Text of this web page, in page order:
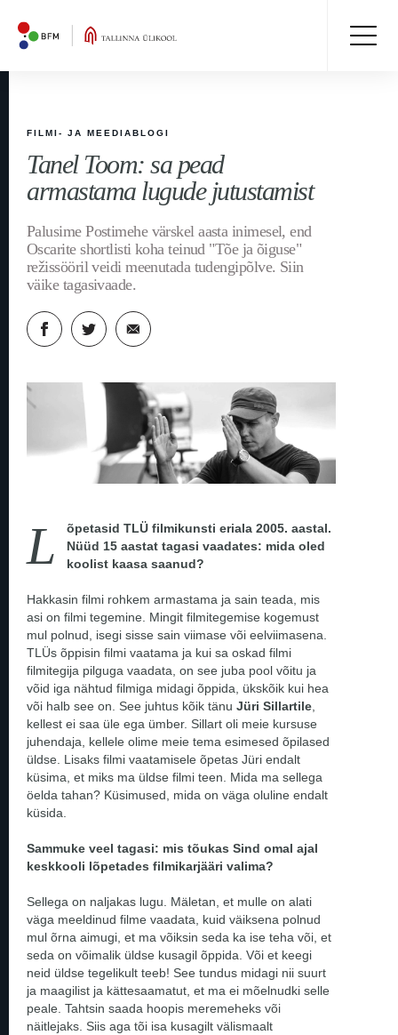
FILMI- JA MEEDIABLOGI
Tanel Toom: sa pead
armastama lugude jutustamist
Palusime Postimehe värskel aasta inimesel, end
Oscarite shortlisti koha teinud "Tõe ja õiguse"
režissööril veidi meenutada tudengipõlve. Siin
väike tagasivaade.
L
õpetasid TLÜ filmikunsti eriala 2005. aastal.
Nüüd 15 aastat tagasi vaadates: mida oled
koolist kaasa saanud?
Hakkasin filmi rohkem armastama ja sain teada, mis
asi on filmi tegemine. Mingit filmitegemise kogemust
mul polnud, isegi sisse sain viimase või eelviimasena.
TLÜs õppisin filmi vaatama ja kui sa oskad filmi
filmitegija pilguga vaadata, on see juba pool võitu ja
võid iga nähtud filmiga midagi õppida, ükskõik kui hea
või halb see on. See juhtus kõik tänu Jüri Sillartile
kellest ei saa üle ega ümber. Sillart oli meie kursuse
juhendaja, kellele olime meie tema esimesed õpilased
üldse. Lisaks filmi vaatamisele õpetas Jüri endalt
küsima, et miks ma üldse filmi teen. Mida ma sellega
öelda tahan? Küsimused, mida on väga oluline endalt
küsida.
Sammuke veel tagasi: mis tõukas Sind omal ajal
keskkooli lõpetades filmikarjääri valima?
Sellega on naljakas lugu. Mäletan, et mulle on alati
väga meeldinud filme vaadata, kuid väiksena polnud
mul õrna aimugi, et ma võiksin seda ka ise teha või, et
seda on võimalik üldse kusagil õppida. Või et keegi
neid üldse tegelikult teeb! See tundus midagi nii suurt
ja maagilist ja kättesaamatut, et ma ei mõelnudki selle
peale. Tahtsin saada hoopis meremeheks või
näitlejaks. Siis aga tõi isa kusagilt välismaalt